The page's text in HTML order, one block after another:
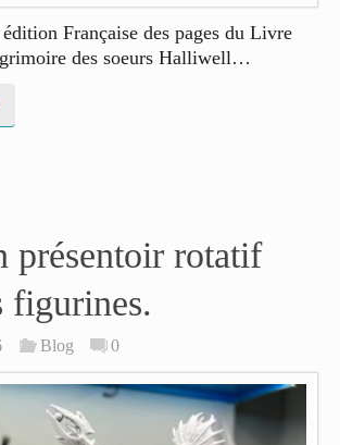
Française des pages du Livre
des soeurs Halliwell…
présentoir rotatif
figurines.
Blog 0